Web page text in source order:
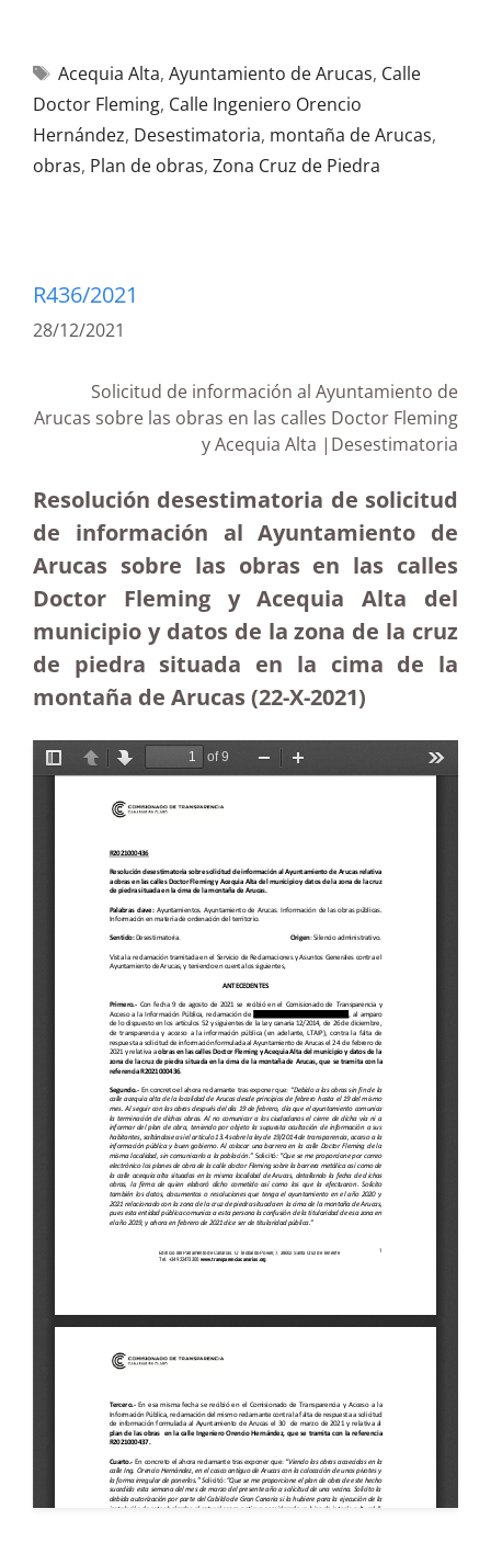
Acequia Alta, Ayuntamiento de Arucas, Calle
Doctor Fleming, Calle Ingeniero Orencio
Hernández, Desestimatoria, montaña de Arucas,
obras, Plan de obras, Zona Cruz de Piedra
R436/2021
28/12/2021
Solicitud de información al Ayuntamiento de
Arucas sobre las obras en las calles Doctor Fleming
y Acequia Alta |Desestimatoria
Resolución desestimatoria de solicitud
de información al Ayuntamiento de
Arucas sobre las obras en las calles
Doctor Fleming y Acequia Alta del
municipio y datos de la zona de la cruz
de piedra situada en la cima de la
montaña de Arucas (22-X-2021)